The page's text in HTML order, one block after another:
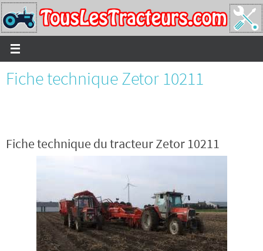
Passer
vers
le
contenu
Fiche technique Zetor 10211
Fiche technique du tracteur Zetor 10211